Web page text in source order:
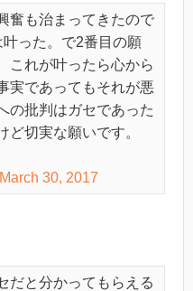
奮も治まってきたので
った。で2番目の願
これが叶ったら心から
実であってもそれが悪
の批判はガセであった
ど切実な願いです。
March 30, 2017
だと分かってもらえる